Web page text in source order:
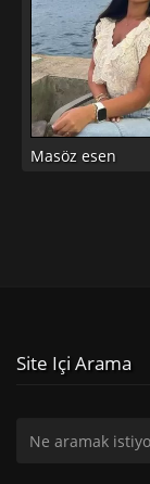
Masöz esen
Site Içi Arama